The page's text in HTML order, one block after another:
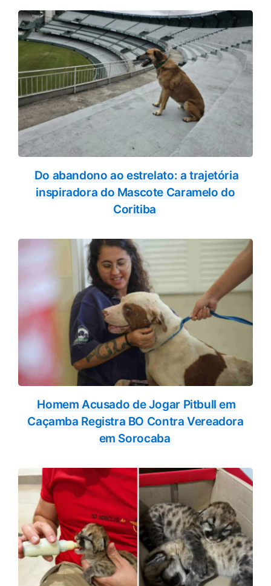
Do abandono ao estrelato: a trajetória
inspiradora do Mascote Caramelo do
Coritiba
Homem Acusado de Jogar Pitbull em
Caçamba Registra BO Contra Vereadora
em Sorocaba